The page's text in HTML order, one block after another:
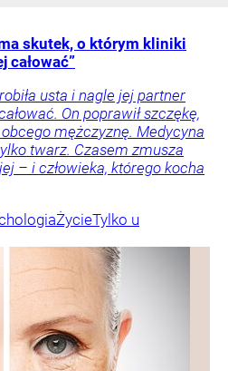
skutek, o którym kliniki
całować”
usta i nagle jej partner
On poprawił szczękę,
mężczyznę. Medycyna
twarz. Czasem zmusza
– i człowieka, którego kocha
ŻycieTylko u